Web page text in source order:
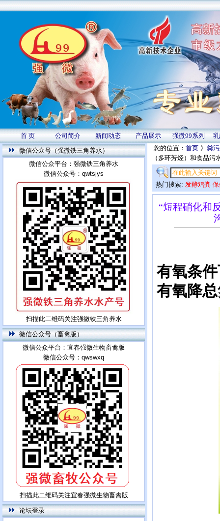
首 页 公司简介 新闻动态 产品展示 强微99系列
微信公众号（强微铁三角养水）
微信公众平台：强微铁三角养水
微信公众号：qwtsjys
扫描此二维码关注强微铁三角养水
微信公众号（畜禽版）
微信公众平台：宜春强微生物畜禽版
微信公众号：qwswxq
扫描此二维码关注宜春强微生物畜禽版
论坛登录
您的位置： 首页 》 粪
（多环芳烃）和食品污
热门搜索: 发酵鸡粪
“短程硝化和
有氧条
有氧降